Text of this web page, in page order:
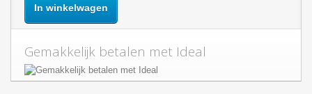
In winkelwagen
Gemakkelijk betalen met Ideal